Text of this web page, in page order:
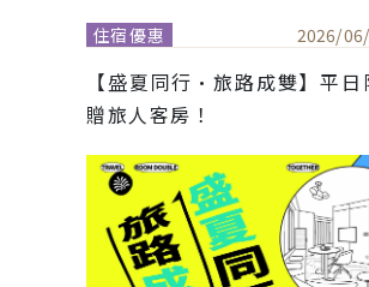
住宿優惠 2026/06
【盛夏同行•旅路成雙】平
贈旅人客房！